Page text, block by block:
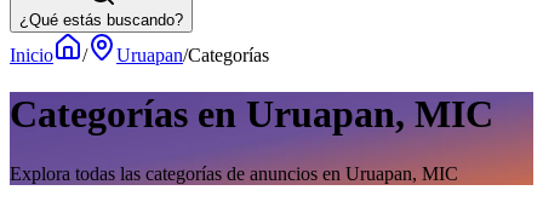
¿Qué estás buscando?
Inicio / Uruapan/Categorías
Categorías en Uruapan, MIC
Explora todas las categorías de anuncios en Uruapan, MIC